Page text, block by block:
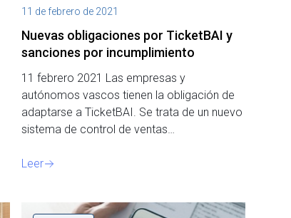
11 de febrero de 2021
Nuevas obligaciones por TicketBAI y
sanciones por incumplimiento
11 febrero 2021 Las empresas y
autónomos vascos tienen la obligación de
adaptarse a TicketBAI. Se trata de un nuevo
sistema de control de ventas…
Leer